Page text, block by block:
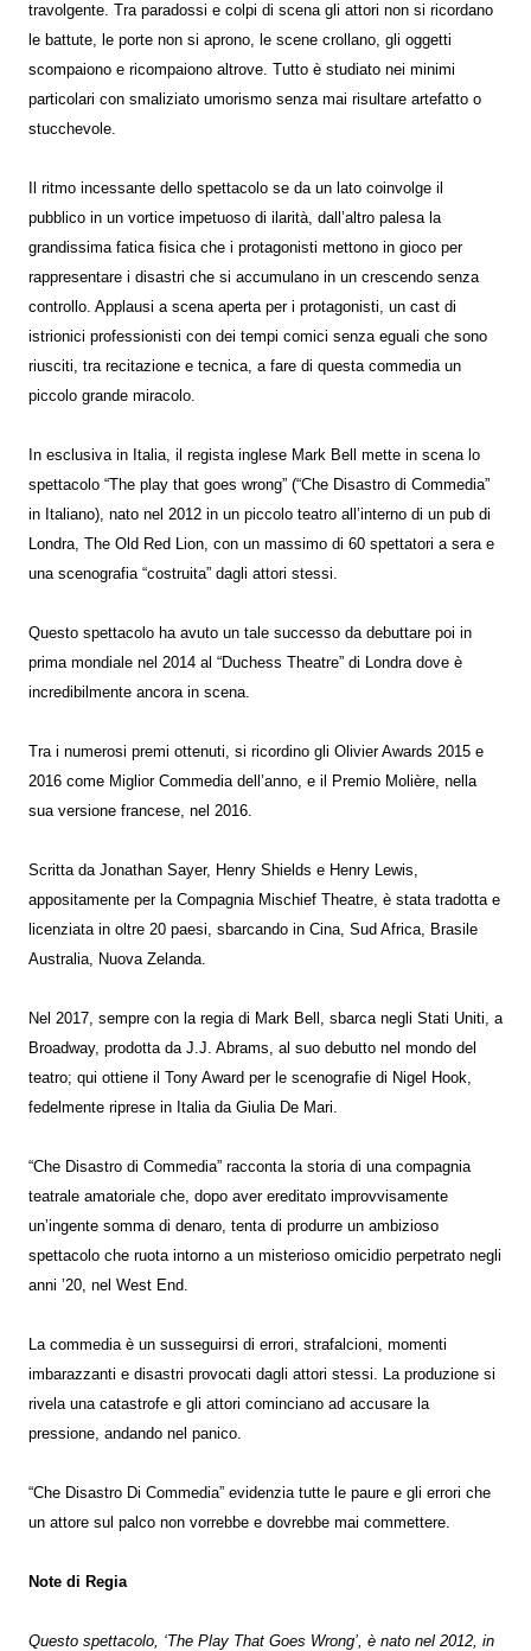
travolgente. Tra paradossi e colpi di scena gli attori non si ricordano
le battute, le porte non si aprono, le scene crollano, gli oggetti
scompaiono e ricompaiono altrove. Tutto è studiato nei minimi
particolari con smaliziato umorismo senza mai risultare artefatto o
stucchevole.
Il ritmo incessante dello spettacolo se da un lato coinvolge il
pubblico in un vortice impetuoso di ilarità, dall’altro palesa la
grandissima fatica fisica che i protagonisti mettono in gioco per
rappresentare i disastri che si accumulano in un crescendo senza
controllo. Applausi a scena aperta per i protagonisti, un cast di
istrionici professionisti con dei tempi comici senza eguali che sono
riusciti, tra recitazione e tecnica, a fare di questa commedia un
piccolo grande miracolo.
In esclusiva in Italia, il regista inglese Mark Bell mette in scena lo
spettacolo “The play that goes wrong” (“Che Disastro di Commedia”
in Italiano), nato nel 2012 in un piccolo teatro all’interno di un pub di
Londra, The Old Red Lion, con un massimo di 60 spettatori a sera e
una scenografia “costruita” dagli attori stessi.
Questo spettacolo ha avuto un tale successo da debuttare poi in
prima mondiale nel 2014 al “Duchess Theatre” di Londra dove è
incredibilmente ancora in scena.
Tra i numerosi premi ottenuti, si ricordino gli Olivier Awards 2015 e
2016 come Miglior Commedia dell’anno, e il Premio Molière, nella
sua versione francese, nel 2016.
Scritta da Jonathan Sayer, Henry Shields e Henry Lewis,
appositamente per la Compagnia Mischief Theatre, è stata tradotta e
licenziata in oltre 20 paesi, sbarcando in Cina, Sud Africa, Brasile
Australia, Nuova Zelanda.
Nel 2017, sempre con la regia di Mark Bell, sbarca negli Stati Uniti, a
Broadway, prodotta da J.J. Abrams, al suo debutto nel mondo del
teatro; qui ottiene il Tony Award per le scenografie di Nigel Hook,
fedelmente riprese in Italia da Giulia De Mari.
“Che Disastro di Commedia” racconta la storia di una compagnia
teatrale amatoriale che, dopo aver ereditato improvvisamente
un’ingente somma di denaro, tenta di produrre un ambizioso
spettacolo che ruota intorno a un misterioso omicidio perpetrato negli
anni ’20, nel West End.
La commedia è un susseguirsi di errori, strafalcioni, momenti
imbarazzanti e disastri provocati dagli attori stessi. La produzione si
rivela una catastrofe e gli attori cominciano ad accusare la
pressione, andando nel panico.
“Che Disastro Di Commedia” evidenzia tutte le paure e gli errori che
un attore sul palco non vorrebbe e dovrebbe mai commettere.
Note di Regia
Questo spettacolo, ‘The Play That Goes Wrong’, è nato nel 2012, in